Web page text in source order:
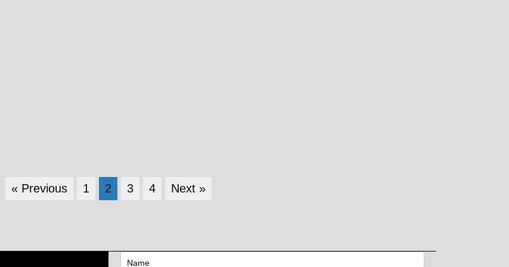
« Previous 1 2 3 4 Next »